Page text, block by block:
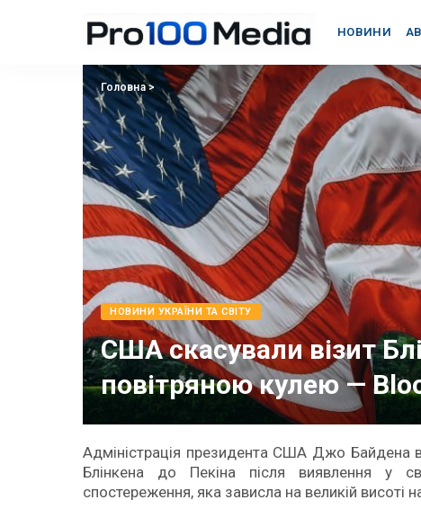
НОВИНИ
Головна>
НОВИНИ УКРАЇНИ ТА СВІТУ
США скасували візит
повітряною кулею —
Адміністрація президента США Джо Байдена
Блінкена до Пекіна після виявлення у
спостереження, яка зависла на великій